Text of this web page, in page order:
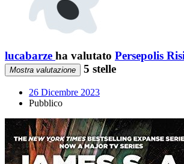
lucabarze ha valutato Persepolis
Mostra valutazione 5 stelle
26 Dicembre 2023
Pubblico